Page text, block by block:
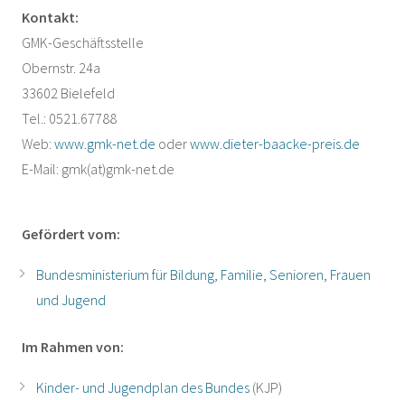
Kontakt:
GMK-Geschäftsstelle
Obernstr. 24a
33602 Bielefeld
Tel.: 0521.67788
Web: www.gmk-net.de oderwww.dieter-baacke-preis.de
E-Mail: gmk(at)gmk-net.de
Gefördert vom:
Bundesministerium für Bildung, Familie, Senioren, Frauen
und Jugend
Im Rahmen von:
Kinder- und Jugendplan des Bundes(KJP)